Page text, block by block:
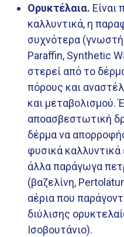
Ορυκτέλαια. Είναι
καλλυντικά, η
συχνότερα
Paraffin, Synthetic
στερεί από το
πόρους και
και μεταβολισμού.
αποασβεστωτική
δέρμα να
φυσικά καλλυντικά
άλλα παράγωγα
(βαζελίνη,
αέρια που
διύλισης
Ισοβουτάνιο).